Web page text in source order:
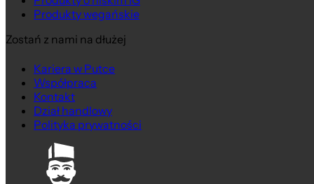
Produkty wegańskie
Zostań z nami na dłużej
Kariera w Putce
Współpraca
Kontakt
Dział handlowy
Polityka prywatności